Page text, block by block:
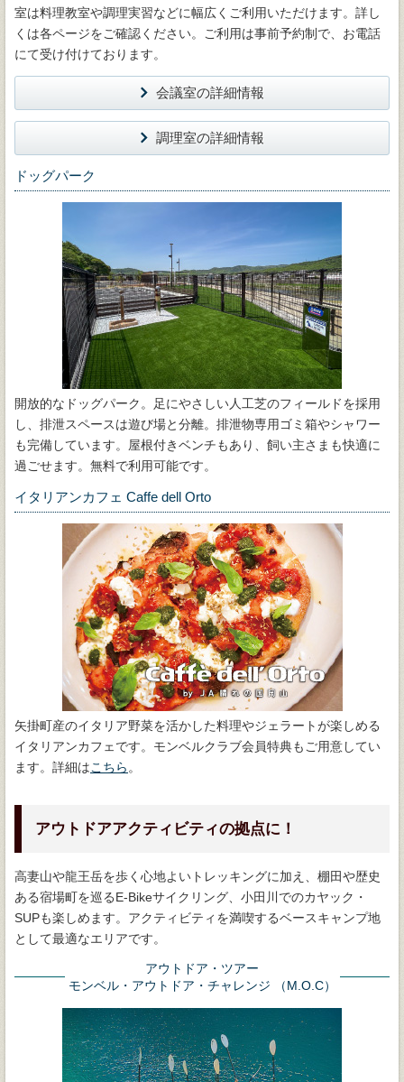
室は料理教室や調理実習などに幅広くご利用いただけます。詳し
くは各ページをご確認ください。ご利用は事前予約制で、お電話
にて受け付けております。
会議室の詳細情報
調理室の詳細情報
ドッグパーク
開放的なドッグパーク。足にやさしい人工芝のフィールドを採用
し、排泄スペースは遊び場と分離。排泄物専用ゴミ箱やシャワー
も完備しています。屋根付きベンチもあり、飼い主さまも快適に
過ごせます。無料で利用可能です。
イタリアンカフェ Caffe dell Orto
矢掛町産のイタリア野菜を活かした料理やジェラートが楽しめる
イタリアンカフェです。モンベルクラブ会員特典もご用意してい
ます。詳細はこちら 。
アウトドアアクティビティの拠点に！
高妻山や龍王岳を歩く心地よいトレッキングに加え、棚田や歴史
ある宿場町を巡るE-Bikeサイクリング、小田川でのカヤック・
SUPも楽しめます。アクティビティを満喫するベースキャンプ地
として最適なエリアです。
アウトドア・ツアー
モンベル・アウトドア・チャレンジ （M.O.C）